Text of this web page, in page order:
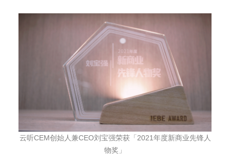
云听CEM创始人兼CEO刘宝强荣获「2021年度新商业先锋人
物奖」